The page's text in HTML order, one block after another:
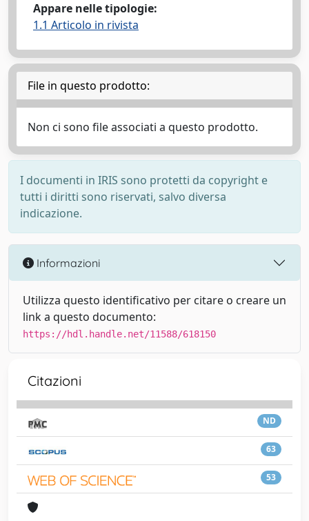
Appare nelle tipologie:
1.1 Articolo in rivista
File in questo prodotto:
Non ci sono file associati a questo prodotto.
I documenti in IRIS sono protetti da copyright e
tutti i diritti sono riservati, salvo diversa
indicazione.
Informazioni
Utilizza questo identificativo per citare o creare un
link a questo documento:
https://hdl.handle.net/11588/618150
Citazioni
ND
63
53